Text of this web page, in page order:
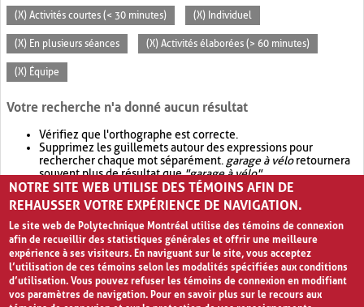
(X) Activités courtes (< 30 minutes) (X) Individuel
(X) En plusieurs séances (X) Activités élaborées (> 60 minutes)
(X) Équipe
Votre recherche n'a donné aucun résultat
Vérifiez que l'orthographe est correcte.
Supprimez les guillemets autour des expressions pour
rechercher chaque mot séparément. garage à véloretournera
souvent plus de résultat que"garage à vélo".
Envisagez d'élargir votre recherche avec OR.garage OR vélo
retournera souvent plus de résultat quegarage à vélo
NOTRE SITE WEB UTILISE DES TÉMOINS AFIN DE
REHAUSSER VOTRE EXPÉRIENCE DE NAVIGATION.
Le site web de Polytechnique Montréal utilise des témoins de connexion
afin de recueillir des statistiques générales et offrir une meilleure
expérience à ses visiteurs. En naviguant sur le site, vous acceptez
l’utilisation de ces témoins selon les modalités spécifiées aux conditions
d’utilisation. Vous pouvez refuser les témoins de connexion en modifiant
vos paramètres de navigation. Pour en savoir plus sur le recours aux